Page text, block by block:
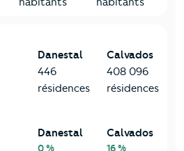
Danestal
446
résidences
Calvados
408 096
résidences
Danestal
0 %
Calvados
16 %